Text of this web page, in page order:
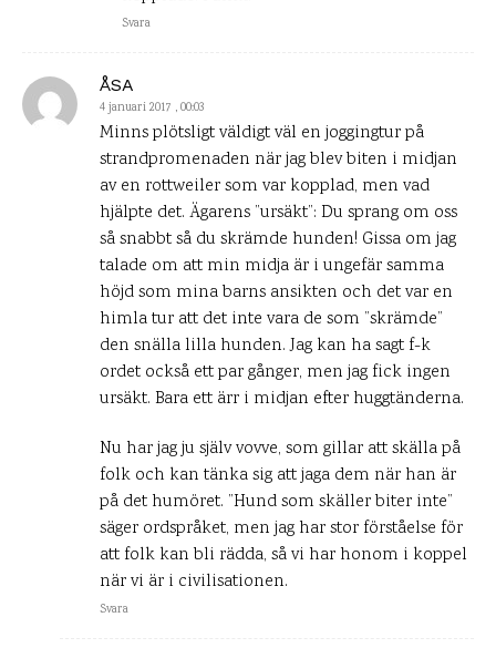
Svara
ÅSA
4 januari 2017 , 00:03
Minns plötsligt väldigt väl en joggingtur på
strandpromenaden när jag blev biten i midjan
av en rottweiler som var kopplad, men vad
hjälpte det. Ägarens ”ursäkt”: Du sprang om oss
så snabbt så du skrämde hunden! Gissa om jag
talade om att min midja är i ungefär samma
höjd som mina barns ansikten och det var en
himla tur att det inte vara de som ”skrämde”
den snälla lilla hunden. Jag kan ha sagt f-k
ordet också ett par gånger, men jag fick ingen
ursäkt. Bara ett ärr i midjan efter huggtänderna.
Nu har jag ju själv vovve, som gillar att skälla på
folk och kan tänka sig att jaga dem när han är
på det humöret. ”Hund som skäller biter inte”
säger ordspråket, men jag har stor förståelse för
att folk kan bli rädda, så vi har honom i koppel
när vi är i civilisationen.
Svara